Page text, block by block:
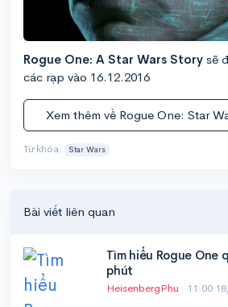
Rogue One: A Star Wars Story sẽ
các rạp vào 16.12.2016
Xem thêm về Rogue One: Star
Từ khóa: Star Wars
Bài viết liên quan
Tìm hiểu Rogue One
phút
HeisenbergPhu · 11:00